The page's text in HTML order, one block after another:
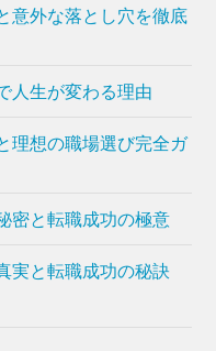
意外な落とし穴を徹底
人生が変わる理由
理想の職場選び完全ガ
密と転職成功の極意
実と転職成功の秘訣